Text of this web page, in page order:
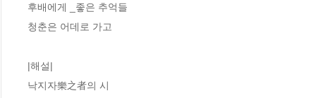
후배에게 _좋은 추억들
청춘은 어데로 가고
|해설|
낙지자樂之者의 시